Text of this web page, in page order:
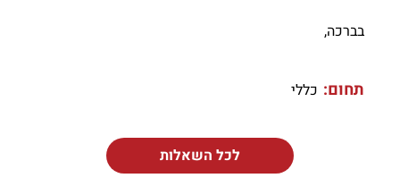
בברכה,
תחום: כללי
לכל השאלות